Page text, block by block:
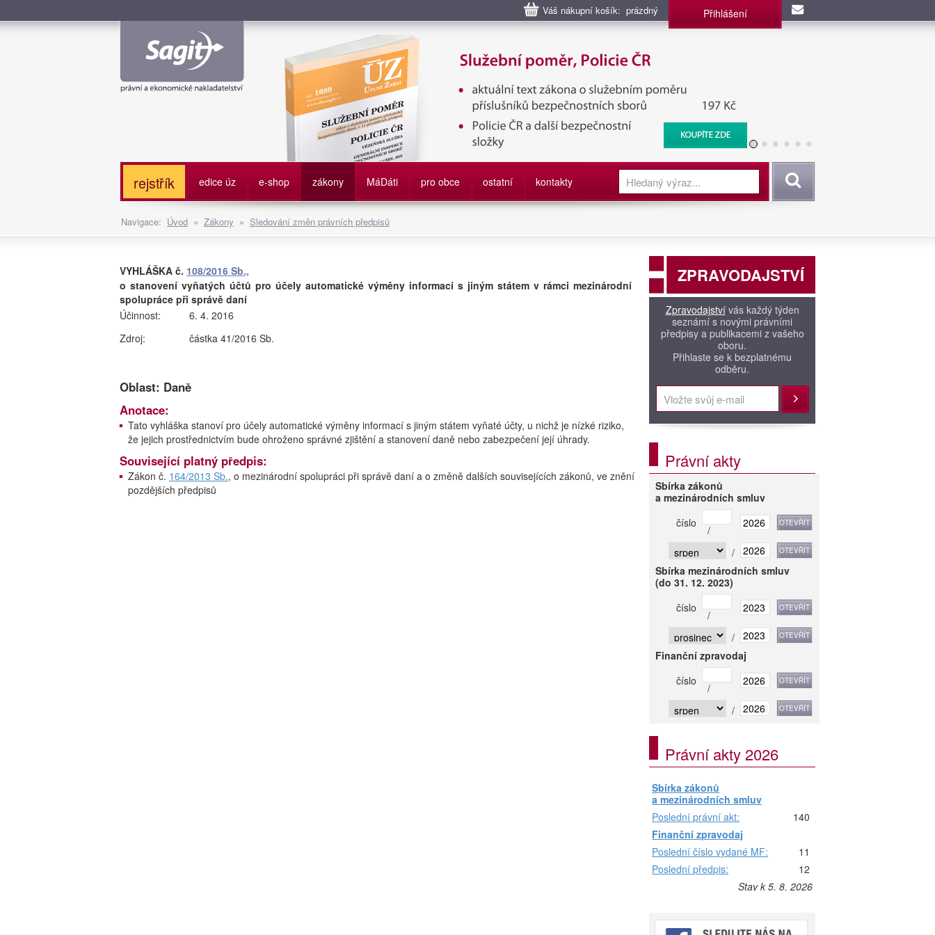
Váš nákupní košík: prázdný Přihlášení
Služební poměr příslušníků bezpečnostních sborů, Policie ČR, Vězeňská služba, BIS, Zpravodajské
služby
rejstřík edice úz e-shop zákony MáDáti pro obce ostatní kontakty Vyhledat
Navigace: Úvod » Zákony » Sledování změn právních předpisů
VYHLÁŠKA č. 108/2016 Sb.,
o stanovení vyňatých účtů pro účely automatické výměny informací s jiným státem v rámci mezinárodní
spolupráce při správě daní
Účinnost:
6. 4. 2016
Zdroj:
částka 41/2016 Sb.
Oblast: Daně
Anotace:
Tato vyhláška stanoví pro účely automatické výměny informací s jiným státem vyňaté účty, u nichž je nízké riziko,
že jejich prostřednictvím bude ohroženo správné zjištění a stanovení daně nebo zabezpečení její úhrady.
Související platný předpis:
Zákon č. 164/2013 Sb., o mezinárodní spolupráci při správě daní a o změně dalších souvisejících zákonů, ve znění
pozdějších předpisů
ZPRAVODAJSTVÍ
Zpravodajstvívás každý týden
seznámí s novými právními
předpisy a publikacemi z vašeho
oboru.
Přihlaste se k bezplatnému
odběru.
Přihlásit
Právní akty
Sbírka zákonů
a mezinárodních smluv
číslo
/
/
Sbírka mezinárodních smluv
(do 31. 12. 2023)
číslo
/
/
Finanční zpravodaj
číslo
/
/
Právní akty 2026
Sbírka zákonů
a mezinárodních smluv
Poslední právní akt:
140
Finanční zpravodaj
Poslední číslo vydané MF:
11
Poslední předpis:
12
Stav k 5. 8. 2026